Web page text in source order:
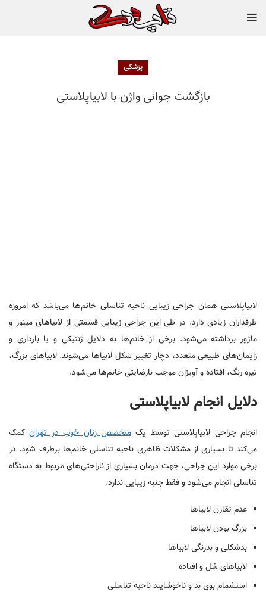
پزشکی
بازگشت جوانی واژن با لابیاپلاستی
لابیاپلاستی همان جراحی زیبایی ناحیه تناسلی خانم‌ها می‌باشد که امروزه
طرفداران زیادی دارد. در طی این جراحی زیبایی قسمتی از لابیاهای مینور و
ماژور برداشته می‌شود. برخی از خانم‌ها به دلایل ژنتیکی و یا بارداری و
زایمان‌های طبیعی متعدد، دچار تغییر شکل لابیاها می‌شوند. لابیاهای بزرگ،
تیره رنگ، افتاده و آویزان موجب نارضایتی خانم‌ها می‌شود.
دلایل انجام لابیاپلاستی
انجام جراحی لابیاپلاستی توسط یک متخصص زنان خوب در تهرانکمک
می‌کند تا بسیاری از مشکلات ظاهری ناحیه تناسلی خانم‌ها برطرف شود. در
برخی موارد این جراحی، جهت درمان بسیاری از ناراحتی‌های مربوط به دستگاه
تناسلی انجام می‌شود و فقط جنبه زیبایی ندارد.
عدم تقارن لابیاها
بزرگ بودن لابیاها
بدشکلی و بدرنگی لابیاها
لابیاهای شل و افتاده
استشمام بوی بد و ناخوشایند ناحیه تناسلی